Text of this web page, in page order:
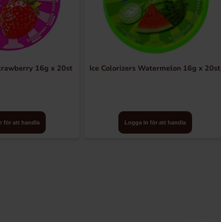
16g x 20st
för att handla
Ice Colorizers Watermelon 16g x 20st
Logga in för att handla